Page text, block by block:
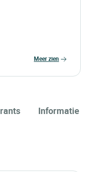
meer zien
Informatie